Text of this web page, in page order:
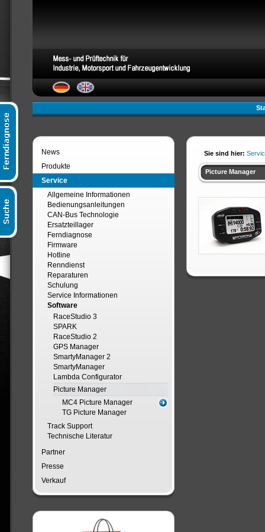
News
Produkte
Service
Allgemeine Informationen
Bedienungsanleitungen
CAN-Bus Technologie
Ersatzteillager
Ferndiagnose
Firmware
Hotline
Renndienst
Reparaturen
Schulung
Service Informationen
Software
RaceStudio 3
SPARK
RaceStudio 2
GPS Manager
SmartyManager 2
SmartyManager
Lambda Configurator
Picture Manager
MC4 Picture Manager
TG Picture Manager
Track Support
Technische Literatur
Partner
Presse
Verkauf
Sie sind hier:
Picture Manager